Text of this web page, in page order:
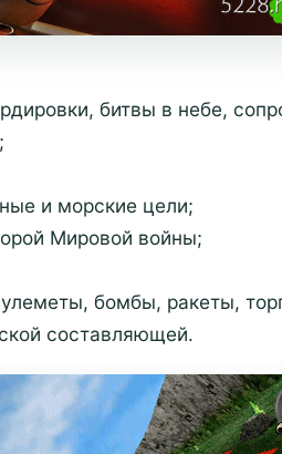
битвы в небе,
и морские цели;
Мировой войны;
бомбы, ракеты,
составляющей.